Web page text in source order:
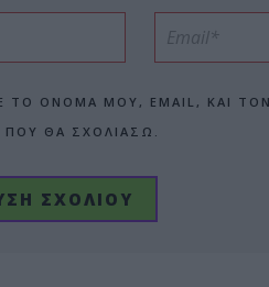
ΤΟ ΌΝΟΜΆ ΜΟΥ, EMAIL, ΚΑΙ
ΘΑ ΣΧΟΛΙΆΣΩ.